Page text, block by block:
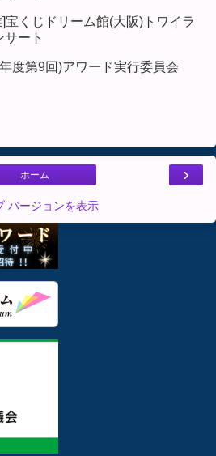
くじドリーム館(大阪)トワイラ
ート
度第9回)アワード実行委員会
›
ホーム
バージョンを表示